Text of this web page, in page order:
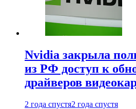
Nvidia закрыла
из РФ доступ к
драйверов
2 года спустя2 года спустя